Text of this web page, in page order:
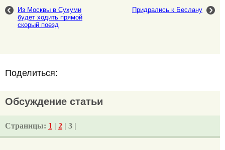
Из Москвы в Сухуми
будет ходить прямой
скорый поезд
Придрались к Беслану
Поделиться:
Обсуждение статьи
Страницы: 1 | 2 | 3 |